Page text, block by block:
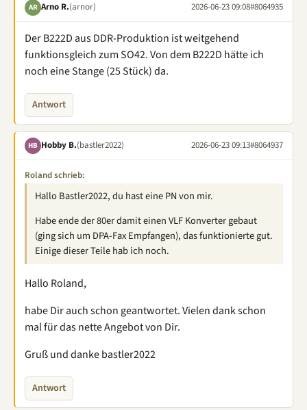
AR Arno R.(arnor) 2026-06-23 09:08#8064935
Der B222D aus DDR-Produktion ist weitgehend
funktionsgleich zum SO42. Von dem B222D hätte ich
noch eine Stange (25 Stück) da.
Antwort
HB Hobby B.(bastler2022) 2026-06-23 09:13#8064937
Roland schrieb:
Hallo Bastler2022, du hast eine PN von mir.
Habe ende der 80er damit einen VLF Konverter gebaut
(ging sich um DPA-Fax Empfangen), das funktionierte gut.
Einige dieser Teile hab ich noch.
Hallo Roland,
habe Dir auch schon geantwortet. Vielen dank schon
mal für das nette Angebot von Dir.
Gruß und danke bastler2022
Antwort